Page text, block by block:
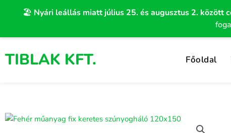
🏖️ Nyári leállás miatt július 25. és augusztus 2. között
TIBLAK KFT. Főoldal